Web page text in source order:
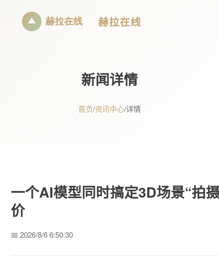
赫拉在线
新闻详情
首页/资讯中心/详情
一个AI模型同时搞定3D场景“拍
价
📅 2026/8/6 6:50:30